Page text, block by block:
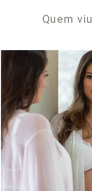
Quem